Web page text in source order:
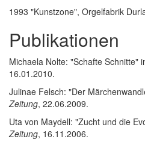
1993 "Kunstzone", Orgelfabrik
Publikationen
Michaela Nolte: "Schafte Schnitte"
16.01.2010.
Julinae Felsch: "Der
Zeitung, 22.06.2009.
Uta von Maydell: "Zucht und die
Zeitung, 16.11.2006.